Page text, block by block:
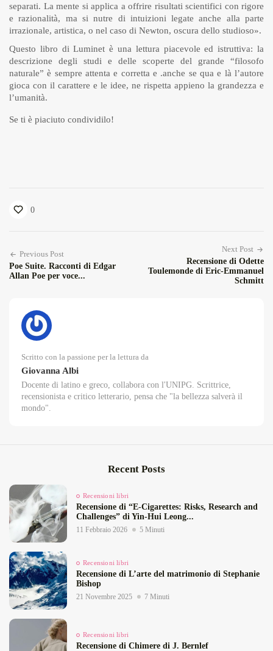
separati. La mente si applica a offrire risultati scientifici con rigore
e razionalità, ma si nutre di intuizioni legate anche alla parte
irrazionale, artistica, o nel caso di Newton, oscura dello studioso».
Questo libro di Luminet è una lettura piacevole ed istruttiva: la
descrizione degli studi e delle scoperte del grande “filosofo
naturale” è sempre attenta e corretta e .anche se qua e là l’autore
gioca con il carattere e le idee, ne rispetta appieno la grandezza e
l’umanità.
Se ti è piaciuto condividilo!
0
Previous Post
Poe Suite. Racconti di Edgar
Allan Poe per voce...
Next Post
Recensione di Odette
Toulemonde di Eric-Emmanuel
Schmitt
Scritto con la passione per la lettura da
Giovanna Albi
Docente di latino e greco, collabora con l'UNIPG. Scrittrice,
recensionista e critico letterario, pensa che "la bellezza salverà il
mondo".
Recent Posts
Recensioni libri
Recensione di “E‑Cigarettes: Risks, Research and
Challenges” di Yin‑Hui Leong...
11 Febbraio 2026 5 Minuti
Recensioni libri
Recensione di L’arte del matrimonio di Stephanie
Bishop
21 Novembre 2025 7 Minuti
Recensioni libri
Recensione di Chimere di J. Bernlef